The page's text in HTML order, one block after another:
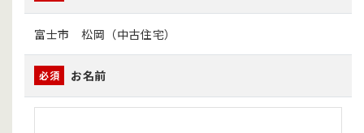
富士市 松岡（中古住宅）
必須 お名前